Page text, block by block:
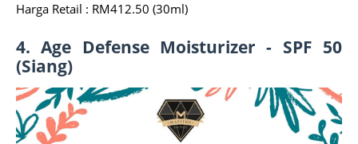
Harga Retail : RM412.50 (30ml)
4. Age Defense Moisturizer - SPF 50
(Siang)